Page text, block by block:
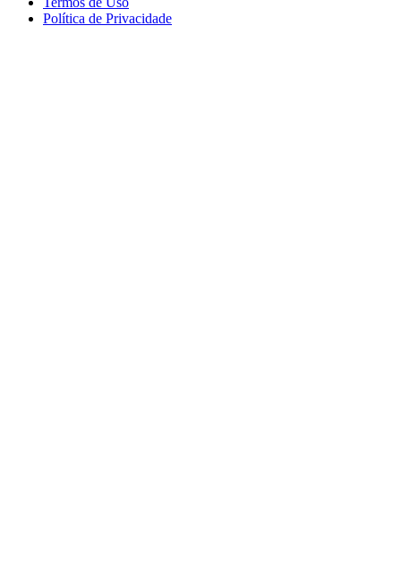
Política de Privacidade